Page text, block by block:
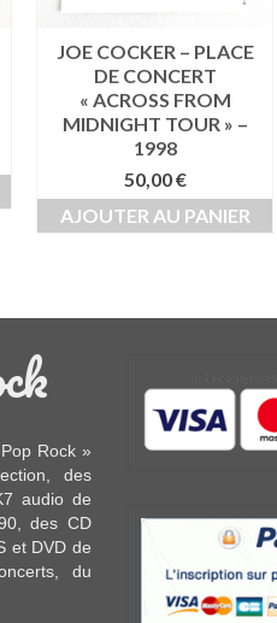
JOE COCKER – PLACE
DE CONCERT
« ACROSS FROM
MIDNIGHT TOUR » –
1998
50,00€
AJOUTER AU PANIER
Rock »
des
audiode
90,des CD
et DVD de
, du